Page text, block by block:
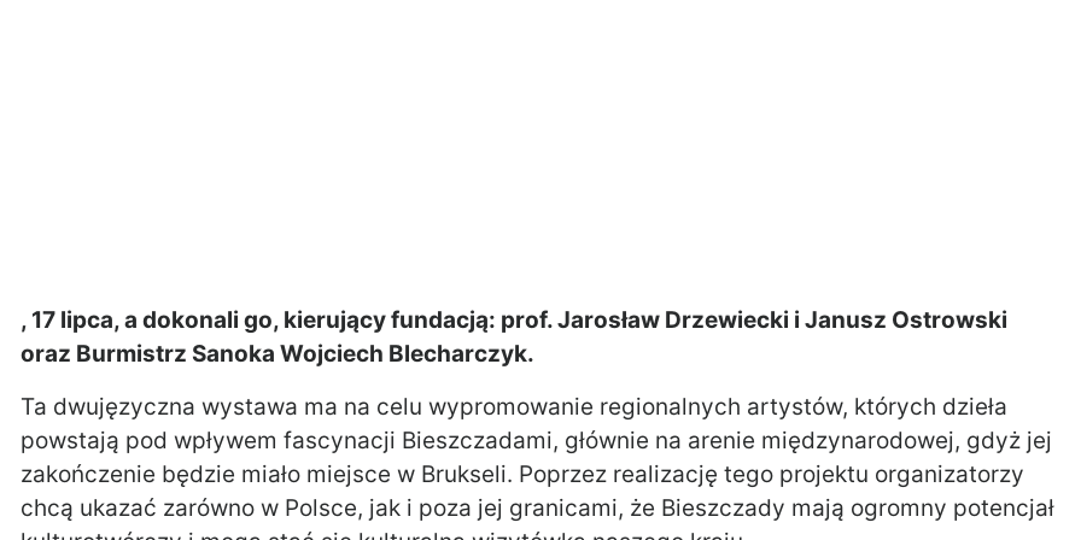
, 17 lipca, a dokonali go, kierujący fundacją: prof. Jarosław Drzewiecki i Janusz Ostrowski
oraz Burmistrz Sanoka Wojciech Blecharczyk.
Ta dwujęzyczna wystawa ma na celu wypromowanie regionalnych artystów, których dzieła
powstają pod wpływem fascynacji Bieszczadami, głównie na arenie międzynarodowej, gdyż jej
zakończenie będzie miało miejsce w Brukseli. Poprzez realizację tego projektu organizatorzy
chcą ukazać zarówno w Polsce, jak i poza jej granicami, że Bieszczady mają ogromny potencjał